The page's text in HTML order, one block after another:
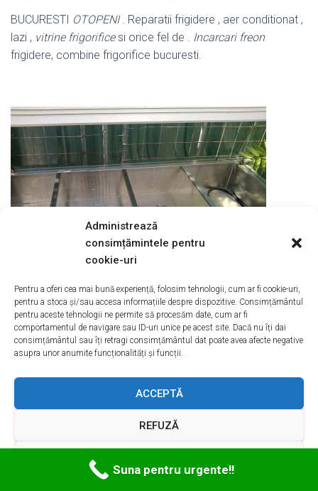
Administrează
consimțămintele pentru
cookie-uri
Pentru a oferi cea mai bună experiență, folosim tehnologii, cum ar fi cookie-uri,
pentru a stoca și/sau accesa informațiile despre dispozitive. Consimțământul
pentru aceste tehnologii ne permite să procesăm date, cum ar fi
comportamentul de navigare sau ID-uri unice pe acest site. Dacă nu îți dai
consimțământul sau îți retragi consimțământul dat poate avea afecte negative
asupra unor anumite funcționalități și funcții.
ACCEPTĂ
REFUZĂ
BUCURESTI OTOPENI. Reparatii frigidere , aer conditionat ,
lazi , vitrine frigorificesi orice fel de . Incarcari freon
frigidere, combine frigorifice bucuresti.
Incarcari Cu Freon Vitrine Frigorifice
Frigidere; Combine Frigorifice de uz casnic si industrial;
Congelatoare; Lazi garantie; Reparatii: schimbam motoare,
Suna pentru urgente!!